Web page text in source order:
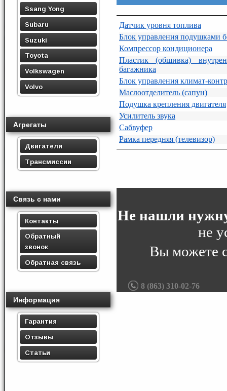
Ssang Yong
Subaru
Suzuki
Toyota
Volkswagen
Volvo
Агрегаты
Двигатели
Трансмиссии
Связь с нами
Контакты
Обратный
звонок
Обратная связь
Информация
Гарантия
Отзывы
Статьи
Датчик уровня топлива
Блок управления подушками
Компрессор кондиционера
Пластик (обшивка)
багажника
Блок управления климат-
Маслоотделитель (сапун)
Подушка крепления двигателя
Усилитель звука
Сабвуфер
Рамка передняя (телевизор)
Не нашли
не
Вы можете
8 (863) 310-02-76